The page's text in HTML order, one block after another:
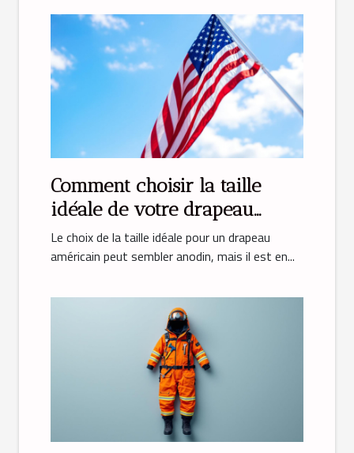
Comment choisir la taille
idéale de votre drapeau
américain ?
Le choix de la taille idéale pour un drapeau
américain peut sembler anodin, mais il est en...